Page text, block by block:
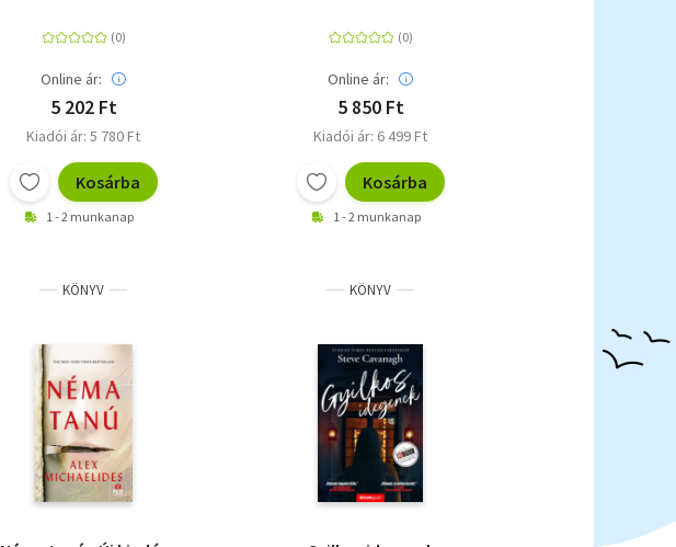
Online ár:
5 202 Ft
Kiadói ár: 5 780 Ft
Kosárba
1 - 2 munkanap
Online ár:
5 850 Ft
Kiadói ár: 6 499 Ft
Kosárba
1 - 2 munkanap
KÖNYV KÖNYV